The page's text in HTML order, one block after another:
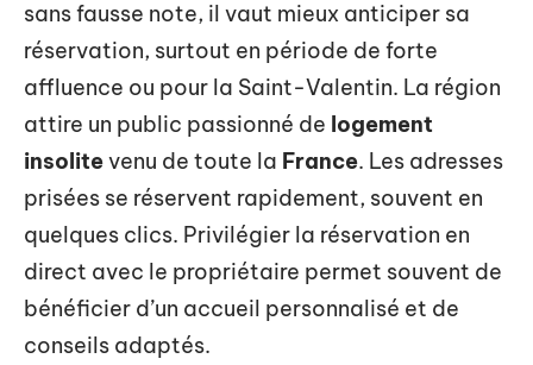
sans fausse note, il vaut mieux anticiper sa
réservation, surtout en période de forte
affluence ou pour la Saint-Valentin. La région
attire un public passionné de logement
insolitevenu de toute la France. Les adresses
prisées se réservent rapidement, souvent en
quelques clics. Privilégier la réservation en
direct avec le propriétaire permet souvent de
bénéficier d’un accueil personnalisé et de
conseils adaptés.